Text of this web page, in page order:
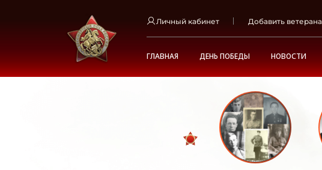
Личный кабинет Добавить ветерана
ГЛАВНАЯ ДЕНЬ ПОБЕДЫ НОВОСТИ